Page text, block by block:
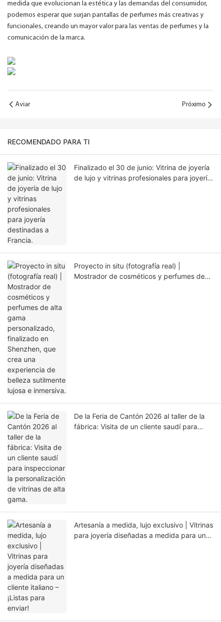
medida que evolucionan la estética y las demandas del consumidor,
podemos esperar que surjan pantallas de perfumes más creativas y
funcionales, creando un mayor valor para las ventas de perfumes y la
comunicación de la marca.
Aviar Próximo
RECOMENDADO PARA TI
Finalizado el 30 de junio: Vitrina de joyería
de lujo y vitrinas profesionales para joyería
Proyecto in situ (fotografía real) |
Mostrador de cosméticos y perfumes de
De la Feria de Cantón 2026 al taller de la
fábrica: Visita de un cliente saudí para
Artesanía a medida, lujo exclusivo | Vitrinas
para joyería diseñadas a medida para un